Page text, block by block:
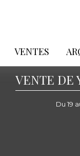
VENTES
VENTE DE
Du 19